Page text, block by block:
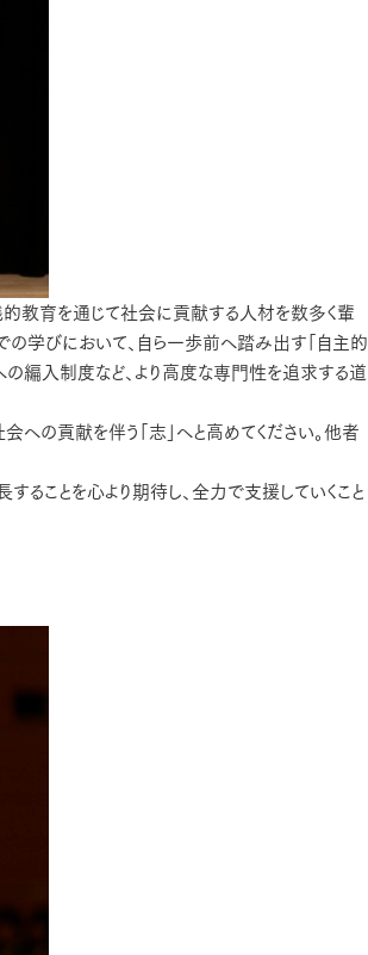
教育を通じて社会に貢献する人材を数多く輩
学びにおいて、自ら一歩前へ踏み出す「自主的
の編入制度など、より高度な専門性を追求する道
への貢献を伴う「志」へと高めてください。他者
ることを心より期待し、全力で支援していくこと